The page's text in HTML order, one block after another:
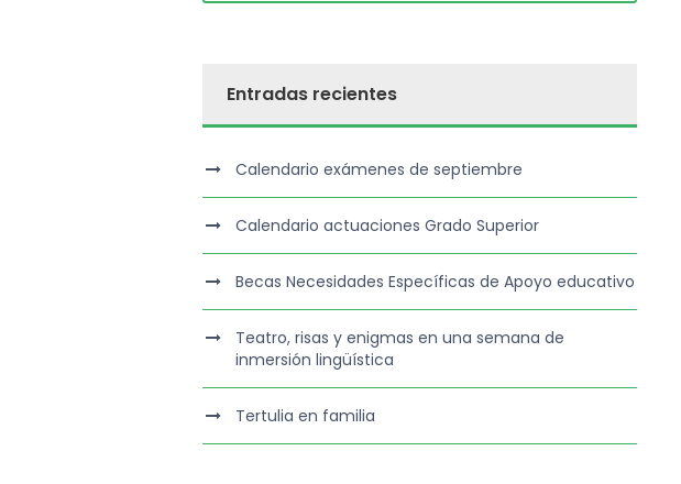
Entradas recientes
Calendario exámenes de septiembre
Calendario actuaciones Grado Superior
Becas Necesidades Específicas de Apoyo educativo
Teatro, risas y enigmas en una semana de
inmersión lingüística
Tertulia en familia